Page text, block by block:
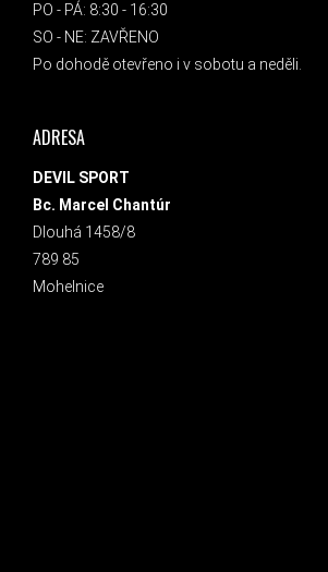
PO - PÁ: 8:30 - 16:30
SO - NE: ZAVŘENO
Po dohodě otevřeno i v sobotu a neděli.
ADRESA
DEVIL SPORT
Bc. Marcel Chantúr
Dlouhá 1458/8
789 85
Mohelnice